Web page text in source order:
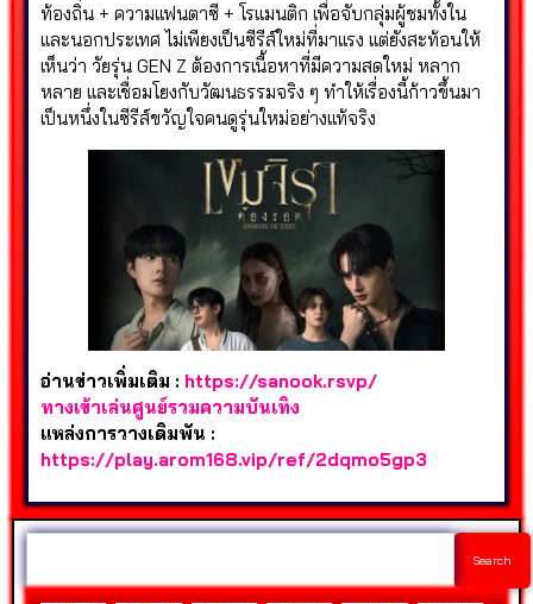
ท้องถิ่น + ความแฟนตาซี + โรแมนติก เพื่อจับกลุ่มผู้ชมทั้งใน
และนอกประเทศ ไม่เพียงเป็นซีรีส์ใหม่ที่มาแรง แต่ยังสะท้อนให้
เห็นว่า วัยรุ่น GEN Z ต้องการเนื้อหาที่มีความสดใหม่ หลาก
หลาย และเชื่อมโยงกับวัฒนธรรมจริง ๆ ทำให้เรื่องนี้ก้าวขึ้นมา
เป็นหนึ่งในซีรีส์ขวัญใจคนดูรุ่นใหม่อย่างแท้จริง
อ่านข่าวเพิ่มเติม : https://sanook.rsvp/
ทางเข้าเล่นศูนย์รวมความบันเทิง
แหล่งการวางเดิมพัน :
https://play.arom168.vip/ref/2dqmo5gp3
Search